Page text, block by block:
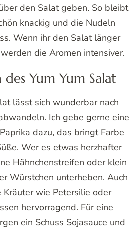
den Salat geben. So bleibt
knackig und die Nudeln
Wenn ihr den Salat länger
die Aromen intensiver.
Yum Yum Salat
lässt sich wunderbar nach
Ich gebe gerne eine
dazu, das bringt Farbe
Wer es etwas herzhafter
Hähnchenstreifen oder klein
Würstchen unterheben. Auch
Kräuter wie Petersilie oder
hervorragend. Für eine
ein Schuss Sojasauce und